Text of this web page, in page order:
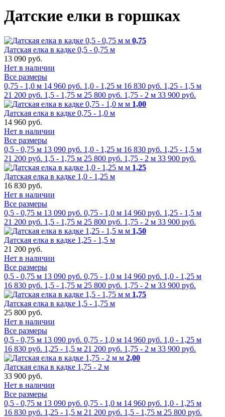
Датские елки в горшках
м 0,75
Датская елка в кадке 0,5 - 0,75 м
13 090 руб.
Нет в наличии
Все размеры
0,75 - 1,0 м 14 960 руб. 1,0 - 1,25 м 16 830 руб. 1,25 - 1,5 м
21 200 руб. 1,5 - 1,75 м 25 800 руб. 1,75 - 2 м 33 900 руб.
м 1,00
Датская елка в кадке 0,75 - 1,0 м
14 960 руб.
Нет в наличии
Все размеры
0,5 - 0,75 м 13 090 руб. 1,0 - 1,25 м 16 830 руб. 1,25 - 1,5 м
21 200 руб. 1,5 - 1,75 м 25 800 руб. 1,75 - 2 м 33 900 руб.
м 1,25
Датская елка в кадке 1,0 - 1,25 м
16 830 руб.
Нет в наличии
Все размеры
0,5 - 0,75 м 13 090 руб. 0,75 - 1,0 м 14 960 руб. 1,25 - 1,5 м
21 200 руб. 1,5 - 1,75 м 25 800 руб. 1,75 - 2 м 33 900 руб.
м 1,50
Датская елка в кадке 1,25 - 1,5 м
21 200 руб.
Нет в наличии
Все размеры
0,5 - 0,75 м 13 090 руб. 0,75 - 1,0 м 14 960 руб. 1,0 - 1,25 м
16 830 руб. 1,5 - 1,75 м 25 800 руб. 1,75 - 2 м 33 900 руб.
м 1,75
Датская елка в кадке 1,5 - 1,75 м
25 800 руб.
Нет в наличии
Все размеры
0,5 - 0,75 м 13 090 руб. 0,75 - 1,0 м 14 960 руб. 1,0 - 1,25 м
16 830 руб. 1,25 - 1,5 м 21 200 руб. 1,75 - 2 м 33 900 руб.
м 2,00
Датская елка в кадке 1,75 - 2 м
33 900 руб.
Нет в наличии
Все размеры
0,5 - 0,75 м 13 090 руб. 0,75 - 1,0 м 14 960 руб. 1,0 - 1,25 м
16 830 руб. 1,25 - 1,5 м 21 200 руб. 1,5 - 1,75 м 25 800 руб.